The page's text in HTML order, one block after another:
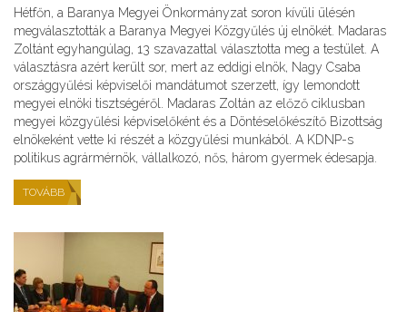
Hétfőn, a Baranya Megyei Önkormányzat soron kívüli ülésén
megválasztották a Baranya Megyei Közgyűlés új elnökét. Madaras
Zoltánt egyhangúlag, 13 szavazattal választotta meg a testület. A
választásra azért került sor, mert az eddigi elnök, Nagy Csaba
országgyűlési képviselői mandátumot szerzett, így lemondott
megyei elnöki tisztségéről. Madaras Zoltán az előző ciklusban
megyei közgyűlési képviselőként és a Döntéselőkészítő Bizottság
elnökeként vette ki részét a közgyűlési munkából. A KDNP-s
politikus agrármérnök, vállalkozó, nős, három gyermek édesapja.
TOVÁBB